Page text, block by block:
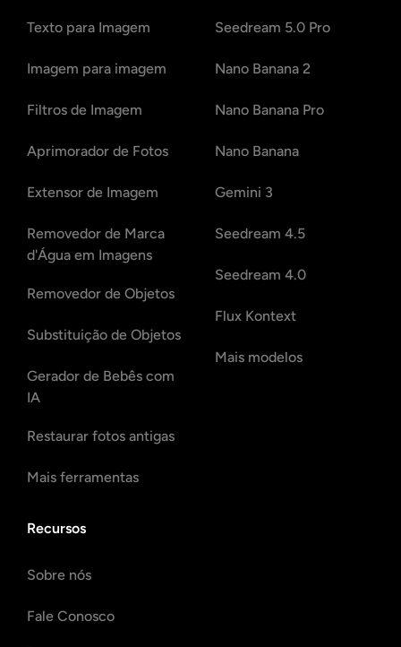
Texto para Imagem
Imagem para imagem
Filtros de Imagem
Aprimorador de Fotos
Extensor de Imagem
Removedor de Marca
d'Água em Imagens
Removedor de Objetos
Substituição de Objetos
Gerador de Bebês com
IA
Restaurar fotos antigas
Mais ferramentas
Seedream 5.0 Pro
Nano Banana 2
Nano Banana Pro
Nano Banana
Gemini 3
Seedream 4.5
Seedream 4.0
Flux Kontext
Mais modelos
Recursos
Sobre nós
Fale Conosco